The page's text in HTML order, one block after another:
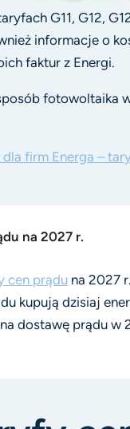
G11, G12,
informacje o
faktur z Energi.
fotowoltaika
dla firm Energa –
na 2027 r.
cen prądu na 2027
kupują dzisiaj
dostawę prądu w